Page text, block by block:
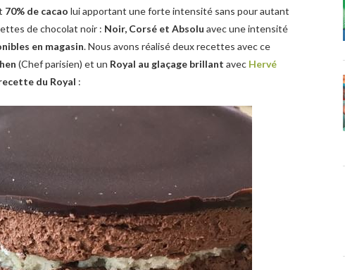
70% de cacao lui apportant une forte intensité sans pour autant
de chocolat noir : Noir, Corsé et Absolu avec une intensité
en magasin. Nous avons réalisé deux recettes avec ce
(Chef parisien) et un Royal au glaçage brillant avec Hervé
du Royal :